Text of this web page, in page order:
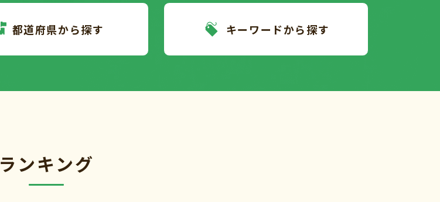
都道府県から探す キーワードから探す
ランキング